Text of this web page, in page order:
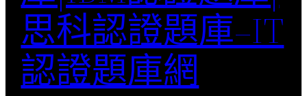
思科認證題庫–IT
認證題庫網